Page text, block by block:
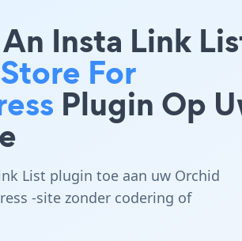
Insta Link
For
Plugin Op
List plugin toe aan uw Orchid
-site zonder codering of